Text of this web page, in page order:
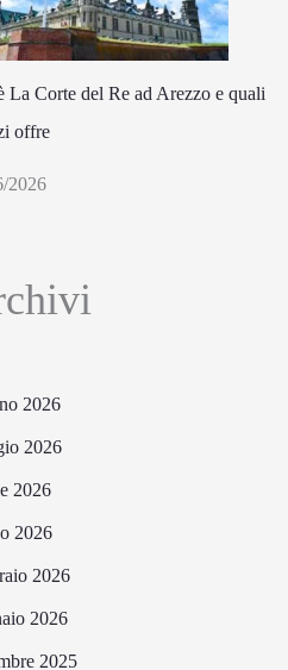
La Corte del Re ad Arezzo e quali
offre
2026
2026
2026
2026
2026
2026
2026
2025